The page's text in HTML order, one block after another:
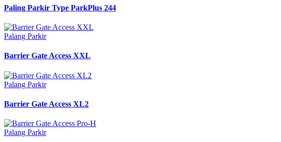
Paling Parkir Type ParkPlus 244
Palang Parkir
Barrier Gate Access XXL
Palang Parkir
Barrier Gate Access XL2
Palang Parkir